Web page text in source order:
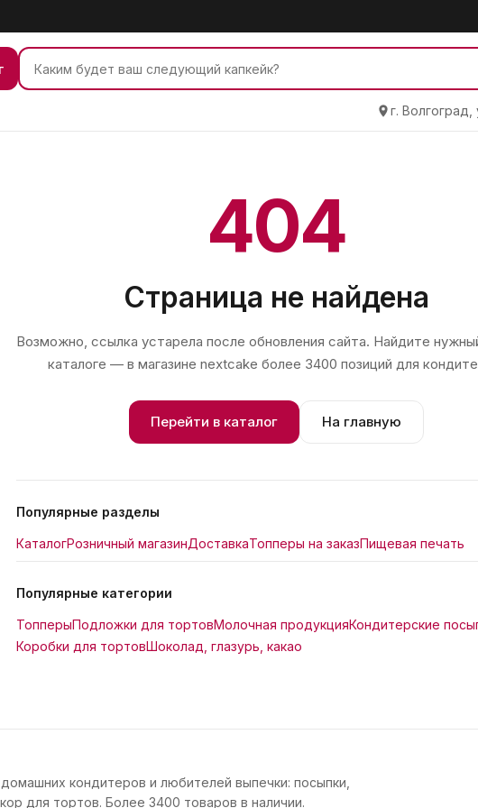
г.
404
Страница не найдена
Возможно, ссылка устарела после обновления сайта. Найдите
каталоге — в магазине nextcake более 3400 позиций для
Перейти в каталог На главную
Популярные разделы
КаталогРозничный магазинДоставкаТопперы на заказПищевая печать
Популярные категории
ТопперыПодложки для тортовМолочная продукцияКондитерские
Коробки для тортовШоколад, глазурь, какао
кондитеров и любителей выпечки: посыпки,
для тортов. Более 3400 товаров в наличии.